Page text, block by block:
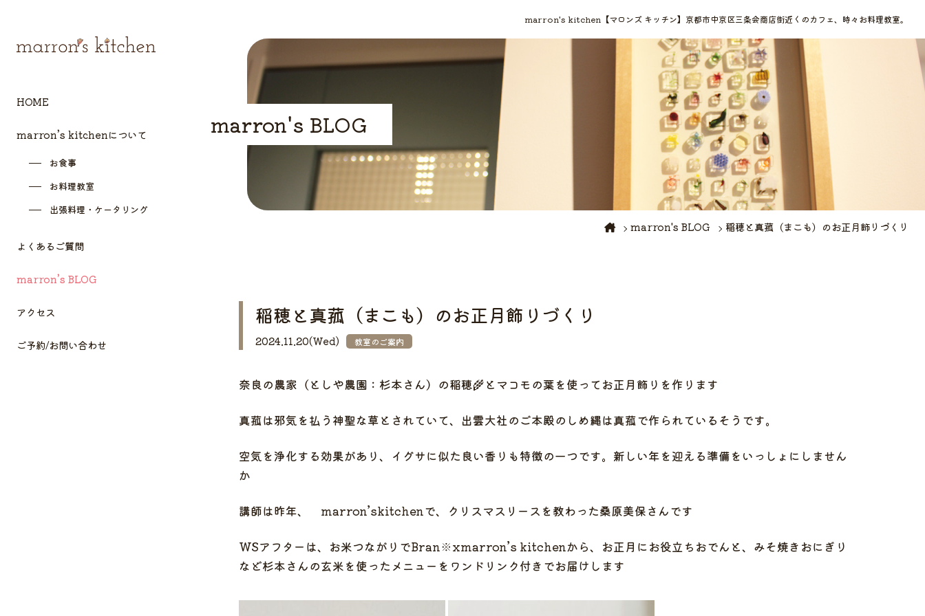
HOME
marron’s kitchenについて
お食事
お料理教室
出張料理・ケータリング
よくあるご質問
marron’s BLOG
アクセス
ご予約/お問い合わせ
marron's kitchen【マロンズ キッチン】京都市中京区三条会商店街近くのカフェ、時々お料理教室。
marron's BLOG
marron's BLOG 稲穂と真菰（まこも）のお正月飾りづくり
稲穂と真菰（まこも）のお正月飾りづくり
2024.11.20(Wed) 教室のご案内
奈良の農家（としや農園：杉本さん）の稲穂🌾とマコモの葉を使ってお正月飾りを作ります
真菰は邪気を払う神聖な草とされていて、出雲大社のご本殿のしめ縄は真菰で作られているそうです。
空気を浄化する効果があり、イグサに似た良い香りも特徴の一つです。新しい年を迎える準備をいっしょにしません
か
講師は昨年、 marron’skitchenで、クリスマスリースを教わった桑原美保さんです
WSアフターは、お米つながりでBran※xmarron’s kitchenから、お正月にお役立ちおでんと、みそ焼きおにぎり
など杉本さんの玄米を使ったメニューをワンドリンク付きでお届けします